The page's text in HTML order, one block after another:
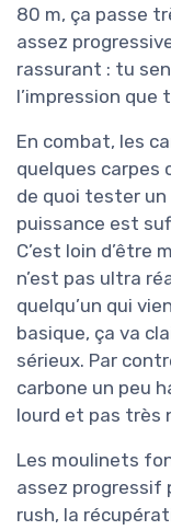
80 m, ça passe
assez
rassurant : tu
l’impression que
En combat, les
quelques carpes
de quoi tester un
puissance est
C’est loin d’être
n’est pas ultra
quelqu’un qui
basique, ça va
sérieux. Par
carbone un peu
lourd et pas très
Les moulinets
assez progressif
rush, la